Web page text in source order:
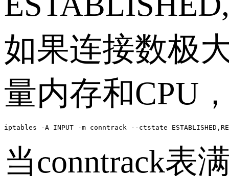
如果连接数极
量内存和CPU
当conntrack表